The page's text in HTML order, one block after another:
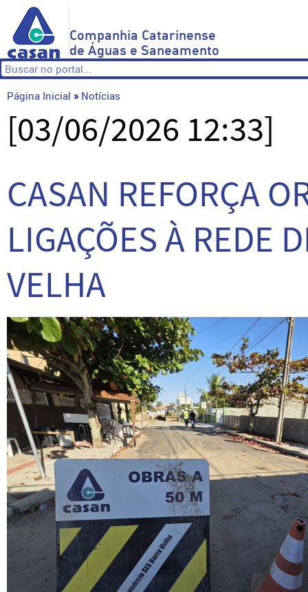
Companhia Catarinense
de Águas e Saneamento
Página Inicial » Notícias
[03/06/2026 12:33]
CASAN REFORÇA
LIGAÇÕES À REDE
VELHA